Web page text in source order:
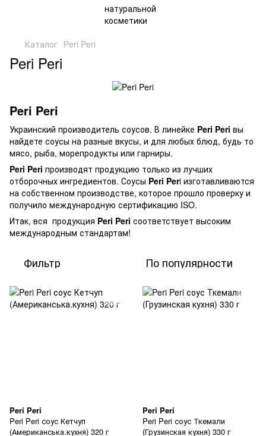
Каталог Peri Peri
Peri Peri
Peri Peri
Украинский производитель соусов. В линейке Peri Peri вы
найдете соусы на разные вкусы, и для любых блюд, будь то
мясо, рыба, морепродукты или гарниры.
Peri Peri производят продукцию только из лучших
отборочных ингредиентов. Соусы Peri Peri изготавливаются
на собственном производстве, которое прошло проверку и
получило международную сертификацию ISO.
Итак, вся продукция Peri Peri соответствует высоким
международным стандартам!
Фильтр По популярности
Peri Peri
Peri Peri соус Кетчуп
(Американська.кухня) 320 г
Peri Peri
Peri Peri соус Ткемали
(Грузинская кухня) 330 г